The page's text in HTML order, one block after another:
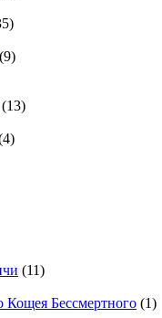
(9)
(13)
(11)
Кощея Бессмертного (1)